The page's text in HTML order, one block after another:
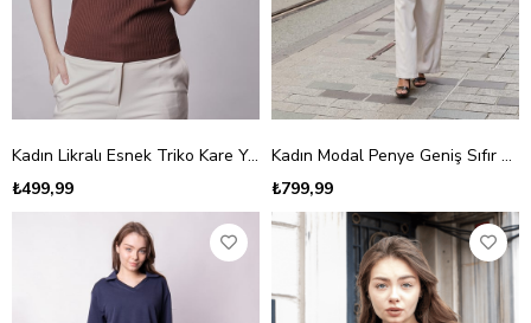
Kadın Likralı Esnek Triko Kare Yaka Kaşkorse Body Bluz-Kahve
₺499,99
Kadın Modal Penye Geniş Sıfır Yaka Düşük Omuzlu Apoletli Kısa Kol T-shirt Bluz-Haki
₺799,99